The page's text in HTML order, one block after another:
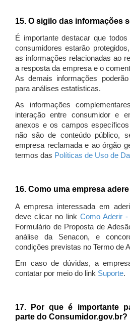
15. O sigilo das informações
É importante destacar que
consumidores estarão
as informações relacionadas ao
a resposta da empresa e o
As demais informações
para análises estatísticas.
As informações
interação entre consumidor e
anexos e os campos
não são de conteúdo público,
empresa reclamada e ao órgão
termos das Políticas de Uso de
16. Como uma empresa
A empresa interessada em
deve clicar no link Como Aderir
Formulário de Proposta de
análise da Senacon, e
condições previstas no Termo de
Em caso de dúvidas, a
contatar por meio do link Suporte.
17. Por que é importante
parte do Consumidor.gov.br?